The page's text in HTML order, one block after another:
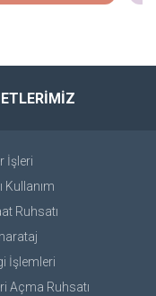
İşleri
Kullanım
Ruhsatı
İşlemleri
Açma Ruhsatı